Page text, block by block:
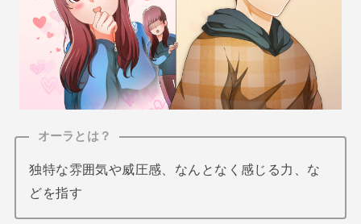
オーラとは？
独特な雰囲気や威圧感、なんとなく感じる力、な
どを指す